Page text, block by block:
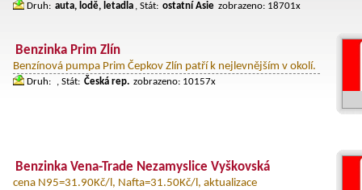
Druh: auta, lodě, letadla , Stát: ostatní Asie zobrazeno: 18701x
Benzinka Prim Zlín
Benzínová pumpa Prim Čepkov Zlín patří k nejlevnějším v okolí.
Druh: , Stát: Česká rep. zobrazeno: 10157x
Benzinka Vena-Trade Nezamyslice Vyškovská
cena N95=31.90Kč/l, Nafta=31.50Kč/l, aktualizace